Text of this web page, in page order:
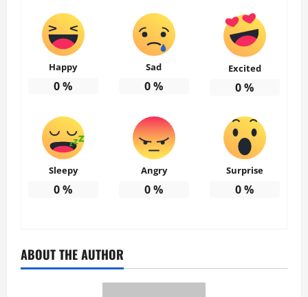
Happy
0%
Sad
0%
Excited
0%
Sleepy
0%
Angry
0%
Surprise
0%
ABOUT THE AUTHOR